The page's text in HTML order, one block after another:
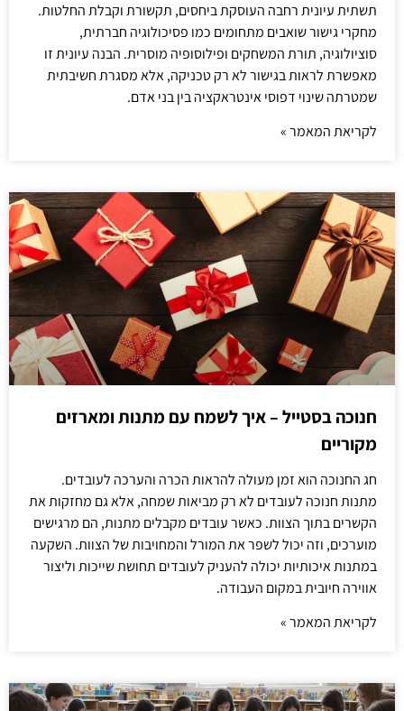
תשתית עיונית רחבה העוסקת ביחסים, תקשורת וקבלת החלטות.
מחקרי גישור שואבים מתחומים כמו פסיכולוגיה חברתית,
סוציולוגיה, תורת המשחקים ופילוסופיה מוסרית. הבנה עיונית זו
מאפשרת לראות בגישור לא רק טכניקה, אלא מסגרת חשיבתית
שמטרתה שינוי דפוסי אינטראקציה בין בני אדם.
לקריאת המאמר »
חנוכה בסטייל – איך לשמח עם מתנות ומארזים
מקוריים
חג החנוכה הוא זמן מעולה להראות הכרה והערכה לעובדים.
מתנות חנוכה לעובדים לא רק מביאות שמחה, אלא גם מחזקות את
הקשרים בתוך הצוות. כאשר עובדים מקבלים מתנות, הם מרגישים
מוערכים, וזה יכול לשפר את המורל והמחויבות של הצוות. השקעה
במתנות איכותיות יכולה להעניק לעובדים תחושת שייכות וליצור
אווירה חיובית במקום העבודה.
לקריאת המאמר »